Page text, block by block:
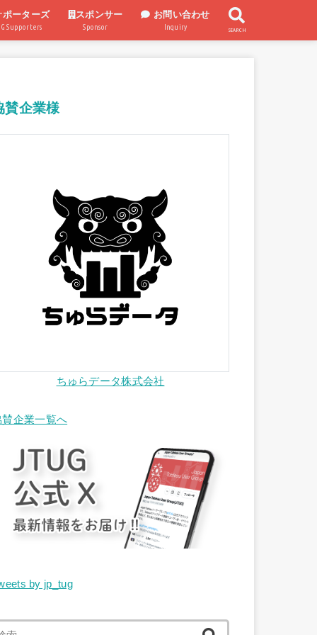
ーターズ
Supporters
スポンサー
Sponsor
お問い合わせ
Inquiry SEARCH
賛企業様
ちゅらデータ株式会社
賛企業一覧へ
by jp_tug